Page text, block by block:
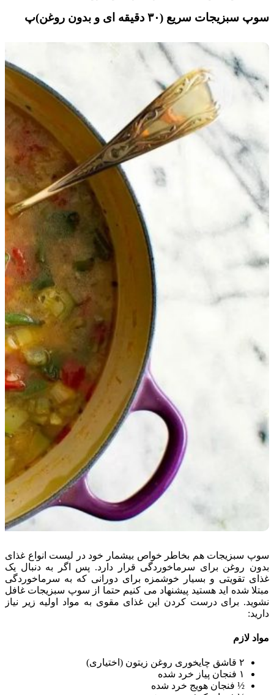
سوپ سبزیجات سریع (۳۰ دقیقه ای و بدون روغن)پ
سوپ سبزیجات هم بخاطر خواص بیشمار خود در لیست انواع غذای
بدون روغن برای سرماخوردگی قرار دارد. پس اگر به دنبال یک
غذای تقویتی و بسیار خوشمزه برای دورانی که به سرماخوردگی
مبتلا شده اید هستید پیشنهاد می کنیم حتما از سوپ سبزیجات غافل
نشوید. برای درست کردن این غذای مقوی به مواد اولیه زیر نیاز
دارید:
مواد لازم
۲ قاشق چایخوری روغن زیتون (اختیاری)
۱ فنجان پیاز خرد شده
½ فنجان هویج خرد شده